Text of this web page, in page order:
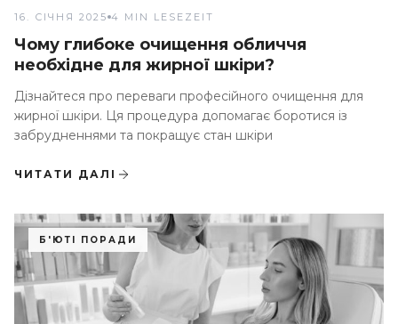
16. СІЧНЯ 2025 4 MIN LESEZEIT
Чому глибоке очищення обличчя
необхідне для жирної шкіри?
Дізнайтеся про переваги професійного очищення для
жирної шкіри. Ця процедура допомагає боротися із
забрудненнями та покращує стан шкіри
ЧИТАТИ ДАЛІ
Б'ЮТІ ПОРАДИ